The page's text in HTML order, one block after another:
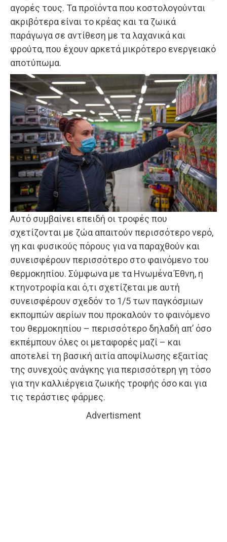
αγορές τους. Τα προϊόντα που κοστολογούνται
ακριβότερα είναι το κρέας και τα ζωικά
παράγωγα σε αντίθεση με τα λαχανικά και
φρούτα, που έχουν αρκετά μικρότερο ενεργειακό
αποτύπωμα.
Αυτό συμβαίνει επειδή οι τροφές που
σχετίζονται με ζώα απαιτούν περισσότερο νερό,
γη και φυσικούς πόρους για να παραχθούν και
συνεισφέρουν περισσότερο στο φαινόμενο του
θερμοκηπίου. Σύμφωνα με τα Ηνωμένα Έθνη, η
κτηνοτροφία και ό,τι σχετίζεται με αυτή
συνεισφέρουν σχεδόν το 1/5 των παγκόσμιων
εκπομπών αερίων που προκαλούν το φαινόμενο
του θερμοκηπίου – περισσότερο δηλαδή απ’ όσο
εκπέμπουν όλες οι μεταφορές μαζί – και
αποτελεί τη βασική αιτία αποψίλωσης εξαιτίας
της συνεχούς ανάγκης για περισσότερη γη τόσο
για την καλλιέργεια ζωικής τροφής όσο και για
τις τεράστιες φάρμες.
Advertisment